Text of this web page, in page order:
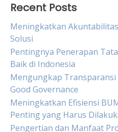
Recent Posts
Meningkatkan
Solusi
Pentingnya Penerapan
Baik di Indonesia
Mengungkap
Good Governance
Meningkatkan Efisiensi
Penting yang Harus
Pengertian dan Manfaat